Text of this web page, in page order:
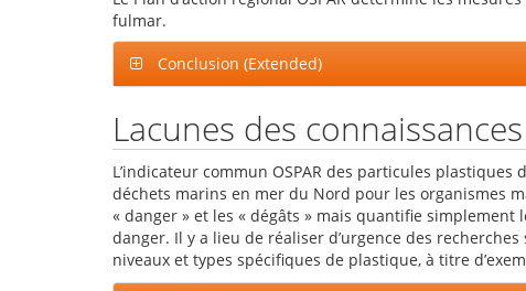
fulmar.
Conclusion (Extended)
Lacunes des connaissances
L’indicateur commun OSPAR des particules
déchets marins en mer du Nord pour les organismes
« danger » et les « dégâts » mais quantifie
danger. Il y a lieu de réaliser d’urgence des
niveaux et types spécifiques de plastique, à titre